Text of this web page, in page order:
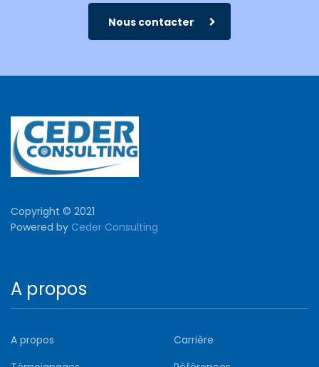
Nous contacter
Copyright © 2021
Powered by Ceder Consulting
A propos
A propos
Carrière